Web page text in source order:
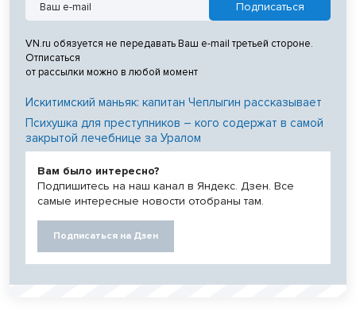
VN.ru обязуется не передавать Ваш e-mail третьей стороне.
Отписаться
от рассылки можно в любой момент
Искитимский маньяк: капитан Чеплыгин рассказывает
Психушка для преступников – кого содержат в самой
закрытой лечебнице за Уралом
Вам было интересно?
Подпишитесь на наш канал в Яндекс. Дзен. Все
самые интересные новости отобраны там.
Подписаться на Дзен